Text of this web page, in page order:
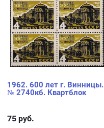
1962. 600 лет г. Винницы.
№ 2740кб. Квартблок
75 руб.